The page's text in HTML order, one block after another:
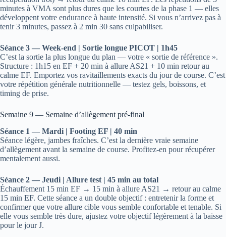
minutes à VMA sont plus dures que les courtes de la phase 1 — elles
développent votre endurance à haute intensité. Si vous n’arrivez pas à
tenir 3 minutes, passez à 2 min 30 sans culpabiliser.
Séance 3 — Week-end | Sortie longue PICOT | 1h45
C’est la sortie la plus longue du plan — votre « sortie de référence ».
Structure : 1h15 en EF + 20 min à allure AS21 + 10 min retour au
calme EF. Emportez vos ravitaillements exacts du jour de course. C’est
votre répétition générale nutritionnelle — testez gels, boissons, et
timing de prise.
Semaine 9 — Semaine d’allègement pré-final
Séance 1 — Mardi | Footing EF | 40 min
Séance légère, jambes fraîches. C’est la dernière vraie semaine
d’allègement avant la semaine de course. Profitez-en pour récupérer
mentalement aussi.
Séance 2 — Jeudi | Allure test | 45 min au total
Échauffement 15 min EF → 15 min à allure AS21 → retour au calme
15 min EF. Cette séance a un double objectif : entretenir la forme et
confirmer que votre allure cible vous semble confortable et tenable. Si
elle vous semble très dure, ajustez votre objectif légèrement à la baisse
pour le jour J.